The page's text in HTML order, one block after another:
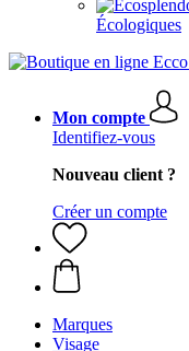
Écologiques
Mon compte
Identifiez-vous
Nouveau client ?
Créer un compte
Marques
Visage